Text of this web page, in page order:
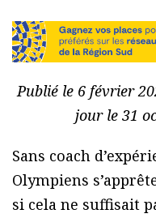
Publié le 6 février
jour le 31
Sans coach
Olympiens
si cela ne suffisait